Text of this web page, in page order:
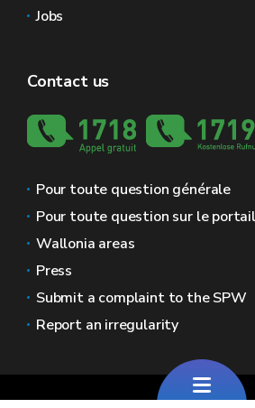
Jobs
Contact us
Pour toute question générale
Pour toute question sur le portail
Wallonia areas
Press
Submit a complaint to the SPW
Report an irregularity